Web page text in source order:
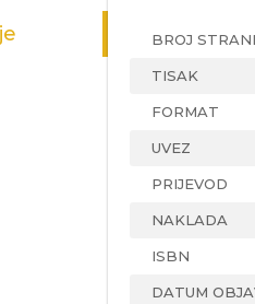
BROJ
TISAK
FORMAT
UVEZ
PRIJEVOD
NAKLADA
ISBN
DATUM